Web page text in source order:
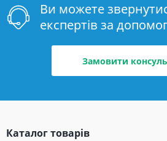
Ви можете
експертів за
Замовити
Каталог товарів